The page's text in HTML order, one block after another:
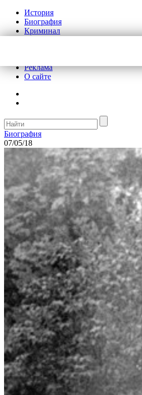
История
Биография
Криминал
Реклама
О сайте
Биография
07/05/18